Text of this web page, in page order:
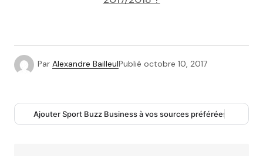
Par Alexandre BailleulPublié octobre 10, 2017
Ajouter Sport Buzz Business à vos sources préférées